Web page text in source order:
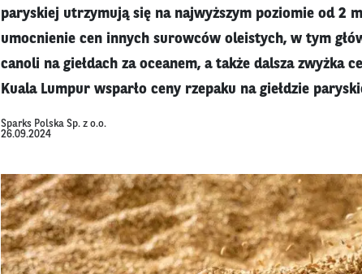
paryskiej utrzymują się na najwyższym poziomie od 2
umocnienie cen innych surowców oleistych, w tym
canoli na giełdach za oceanem, a także dalsza zwyżka
Kuala Lumpur wsparło ceny rzepaku na giełdzie
Sparks Polska Sp. z o.o.
26.09.2024